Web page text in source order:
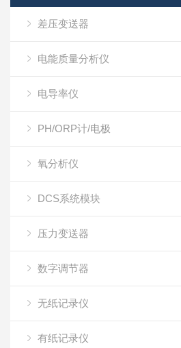
差压变送器
电能质量分析仪
电导率仪
PH/ORP计/电极
氧分析仪
DCS系统模块
压力变送器
数字调节器
无纸记录仪
有纸记录仪